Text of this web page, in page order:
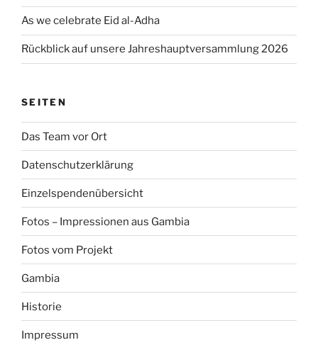
As we celebrate Eid al-Adha
Rückblick auf unsere Jahreshauptversammlung 2026
SEITEN
Das Team vor Ort
Datenschutzerklärung
Einzelspendenübersicht
Fotos – Impressionen aus Gambia
Fotos vom Projekt
Gambia
Historie
Impressum